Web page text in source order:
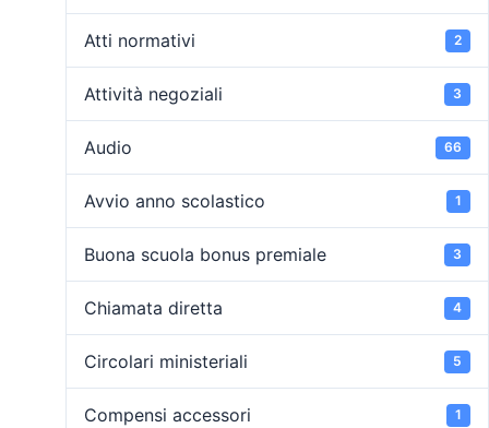
Atti normativi 2
Attività negoziali 3
Audio 66
Avvio anno scolastico 1
Buona scuola bonus premiale 3
Chiamata diretta 4
Circolari ministeriali 5
Compensi accessori 1